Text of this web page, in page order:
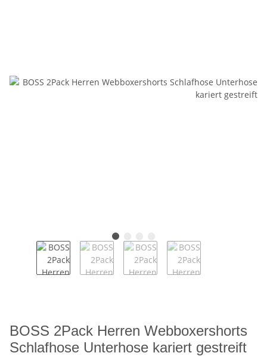
BOSS 2Pack Herren Webboxershorts
Schlafhose Unterhose kariert gestreift